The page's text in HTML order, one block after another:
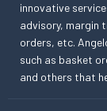
innovative
advisory, margin
orders, etc.
such as basket
and others that